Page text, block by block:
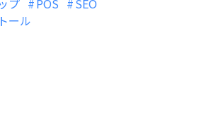
プ
POS
SEO
ール